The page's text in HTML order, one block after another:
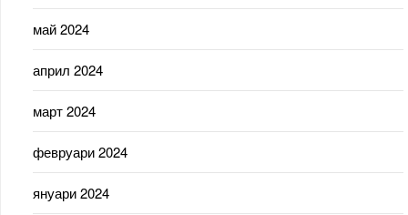
май 2024
април 2024
март 2024
февруари 2024
януари 2024